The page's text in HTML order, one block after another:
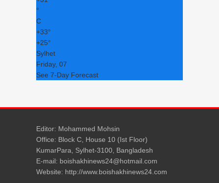
°
C
+33°
+25°
Sylhet
Friday, 07
See 7-Day Forecast
Editor: Mohammed Mohsin
Office: Block C, House 10 (Ist Floor)
KumarPara, Sylhet-3100, Bangladesh
E-mail: boishakhinews24@hotmail.com
Website: http://www.boishakhinews24.com